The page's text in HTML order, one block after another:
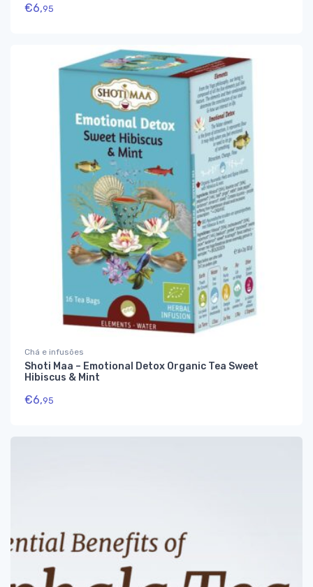
€6,95
Chá e infusões
Shoti Maa – Emotional Detox Organic Tea Sweet
Hibiscus & Mint
€6,95